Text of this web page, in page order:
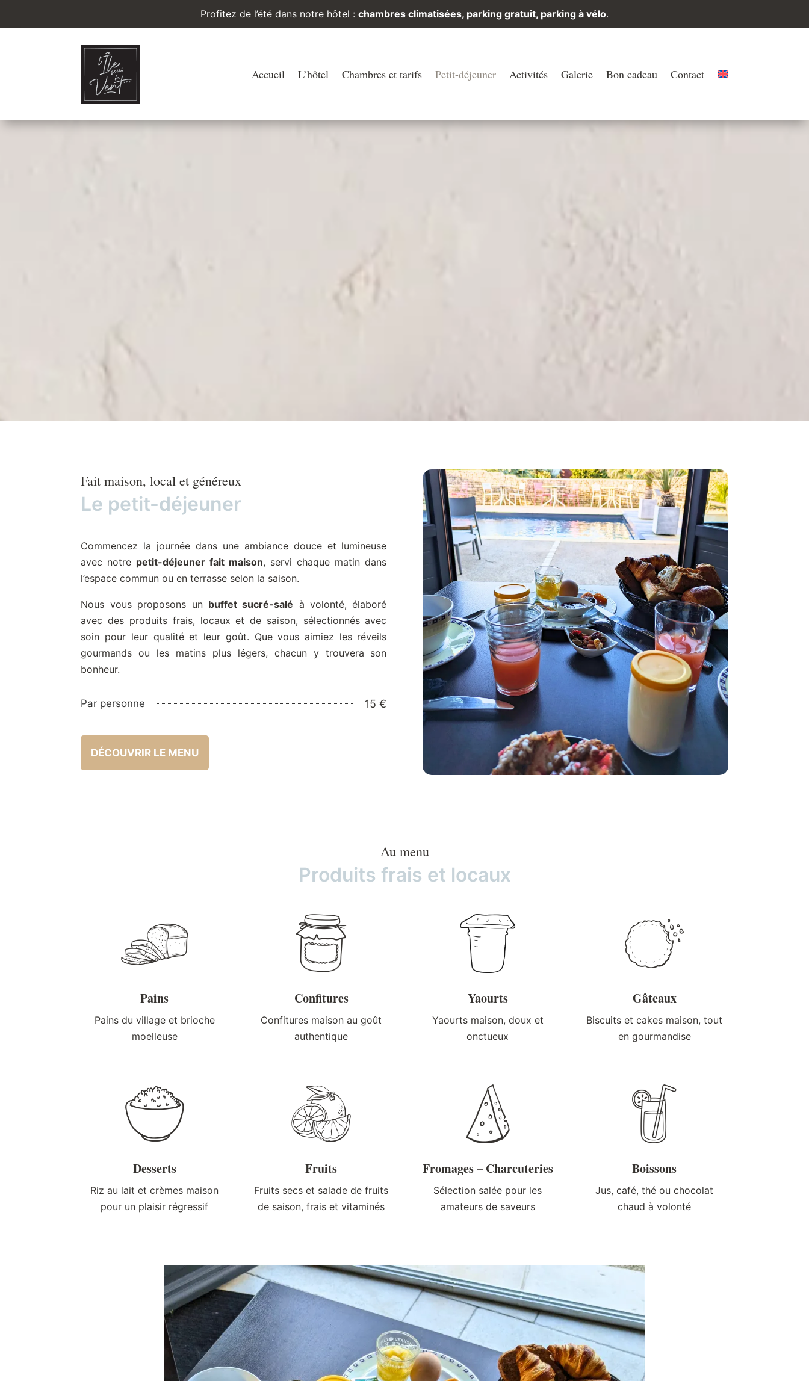
Profitez de l’été dans notre hôtel : chambres climatisées, parking gratuit, parking à vélo.
Accueil L’hôtel Chambres et tarifs Petit-déjeuner Activités Galerie Bon cadeau Contact
Fait maison, local et généreux
Le petit-déjeuner
Commencez la journée dans une ambiance douce et lumineuse
avec notre petit-déjeuner fait maison, servi chaque matin dans
l’espace commun ou en terrasse selon la saison.
Nous vous proposons un buffet sucré-salé à volonté, élaboré
avec des produits frais, locaux et de saison, sélectionnés avec
soin pour leur qualité et leur goût. Que vous aimiez les réveils
gourmands ou les matins plus légers, chacun y trouvera son
bonheur.
Par personne 15 €
DÉCOUVRIR LE MENU
Au menu
Produits frais et locaux
Pains
Pains du village et brioche
moelleuse
Confitures
Confitures maison au goût
authentique
Yaourts
Yaourts maison, doux et
onctueux
Gâteaux
Biscuits et cakes maison, tout
en gourmandise
Desserts
Riz au lait et crèmes maison
pour un plaisir régressif
Fruits
Fruits secs et salade de fruits
de saison, frais et vitaminés
Fromages – Charcuteries
Sélection salée pour les
amateurs de saveurs
Boissons
Jus, café, thé ou chocolat
chaud à volonté